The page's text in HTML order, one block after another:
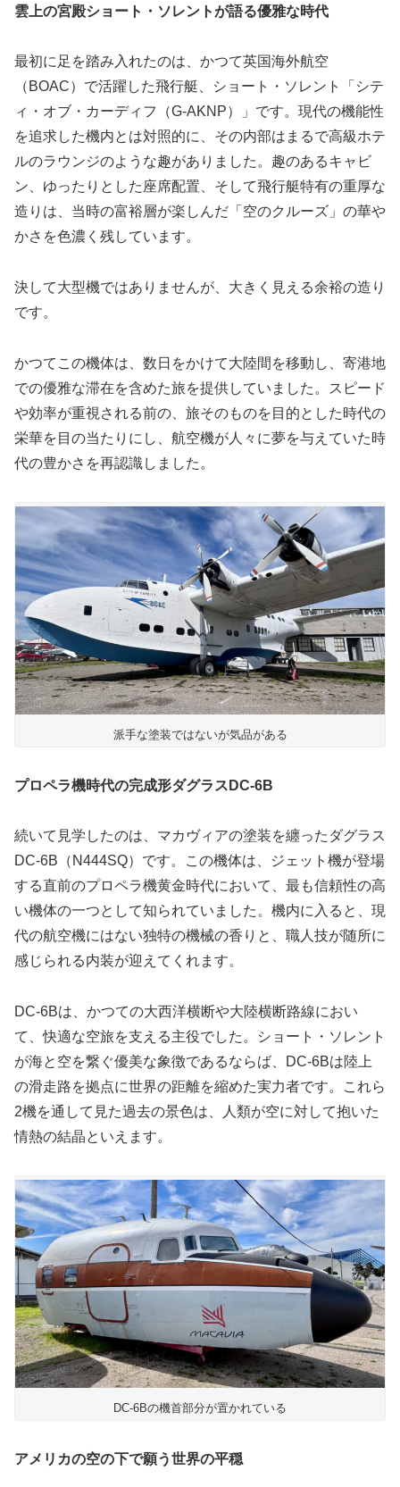
雲上の宮殿ショート・ソレントが語る優雅な時代
最初に足を踏み入れたのは、かつて英国海外航空
（BOAC）で活躍した飛行艇、ショート・ソレント「シテ
ィ・オブ・カーディフ（G-AKNP）」です。現代の機能性
を追求した機内とは対照的に、その内部はまるで高級ホテ
ルのラウンジのような趣がありました。趣のあるキャビ
ン、ゆったりとした座席配置、そして飛行艇特有の重厚な
造りは、当時の富裕層が楽しんだ「空のクルーズ」の華や
かさを色濃く残しています。
決して大型機ではありませんが、大きく見える余裕の造り
です。
かつてこの機体は、数日をかけて大陸間を移動し、寄港地
での優雅な滞在を含めた旅を提供していました。スピード
や効率が重視される前の、旅そのものを目的とした時代の
栄華を目の当たりにし、航空機が人々に夢を与えていた時
代の豊かさを再認識しました。
派手な塗装ではないが気品がある
プロペラ機時代の完成形ダグラスDC-6B
続いて見学したのは、マカヴィアの塗装を纏ったダグラス
DC-6B（N444SQ）です。この機体は、ジェット機が登場
する直前のプロペラ機黄金時代において、最も信頼性の高
い機体の一つとして知られていました。機内に入ると、現
代の航空機にはない独特の機械の香りと、職人技が随所に
感じられる内装が迎えてくれます。
DC-6Bは、かつての大西洋横断や大陸横断路線におい
て、快適な空旅を支える主役でした。ショート・ソレント
が海と空を繋ぐ優美な象徴であるならば、DC-6Bは陸上
の滑走路を拠点に世界の距離を縮めた実力者です。これら
2機を通して見た過去の景色は、人類が空に対して抱いた
情熱の結晶といえます。
DC-6Bの機首部分が置かれている
アメリカの空の下で願う世界の平穏